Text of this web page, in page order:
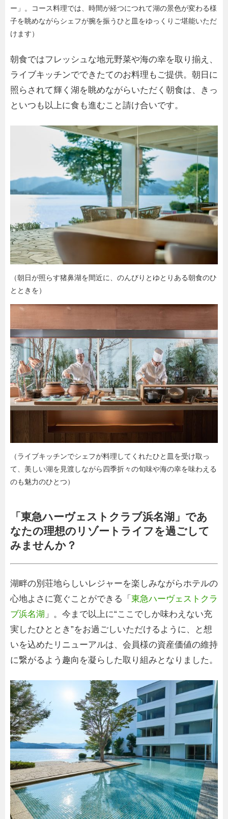
ー」。コース料理では、時間が経つにつれて湖の景色が変わる様
子を眺めながらシェフが腕を振うひと皿をゆっくりご堪能いただ
けます）
朝食ではフレッシュな地元野菜や海の幸を取り揃え、
ライブキッチンでできたてのお料理もご提供。朝日に
照らされて輝く湖を眺めながらいただく朝食は、きっ
といつも以上に食も進むこと請け合いです。
（朝日が照らす猪鼻湖を間近に、のんびりとゆとりある朝食のひ
とときを）
（ライブキッチンでシェフが料理してくれたひと皿を受け取っ
て、美しい湖を見渡しながら四季折々の旬味や海の幸を味わえる
のも魅力のひとつ）
「東急ハーヴェストクラブ浜名湖」であ
なたの理想のリゾートライフを過ごして
みませんか？
湖畔の別荘地らしいレジャーを楽しみながらホテルの
心地よさに寛ぐことができる「 東急ハーヴェストクラ
ブ浜名湖 」。今まで以上に“ここでしか味わえない充
実したひととき”をお過ごしいただけるように、と想
いを込めたリニューアルは、会員様の資産価値の維持
に繋がるよう趣向を凝らした取り組みとなりました。